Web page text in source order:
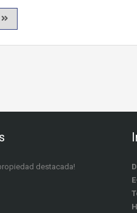
destacada!